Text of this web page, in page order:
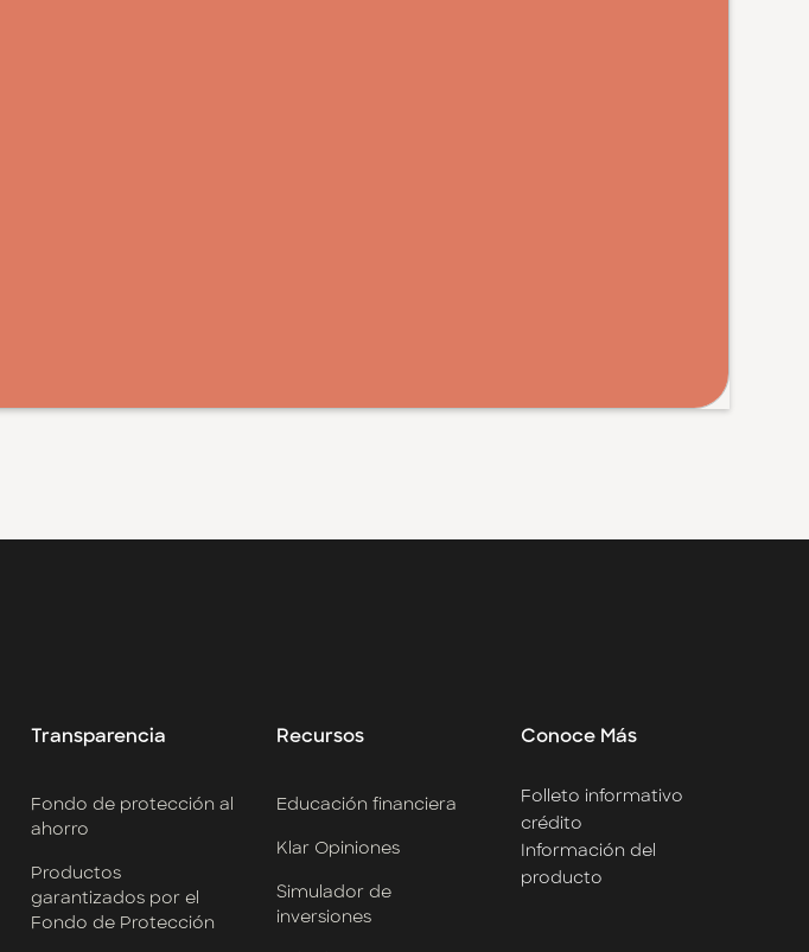
Transparencia
Fondo de protección al
ahorro
Productos
garantizados por el
Fondo de Protección
Recursos
Educación financiera
Klar Opiniones
Simulador de
inversiones
Conoce Más
Folleto informativo
crédito
Información del
producto